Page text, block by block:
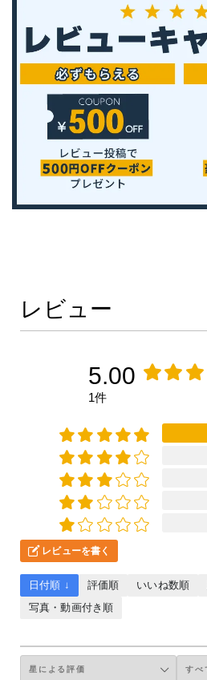
レビュー
5.00
1件
レビューを書く
日付順 ↓ 評価順 いいね数順
写真・動画付き順